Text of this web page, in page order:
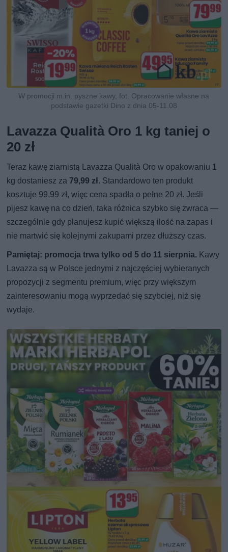
W promocji m.in. pyszne kawy, fot. Opracowanie własne na
podstawie gazetki Dino z dnia 05-11.08
Lavazza Qualità Oro 1 kg taniej o
20 zł
Teraz kawę ziarnistą Lavazza Qualità Oro w opakowaniu 1
kg dostaniesz za 79,99 zł. Standardowo ten produkt
kosztuje 99,99 zł, więc cena spadła o pełne 20 zł. Jeśli
pijesz kawę na co dzień, taka różnica szybko się zwraca —
szczególnie gdy planujesz kupić większą ilość na zapas i
nie martwić się kolejnymi zakupami przez dłuższy czas.
Pamiętaj: promocja trwa tylko od 5 do 11 sierpnia. Kawy
Lavazza są w Polsce jednymi z najczęściej wybieranych
propozycji z segmentu premium, więc przy większym
zainteresowaniu mogą wyprzedać się szybciej, niż się
wydaje.